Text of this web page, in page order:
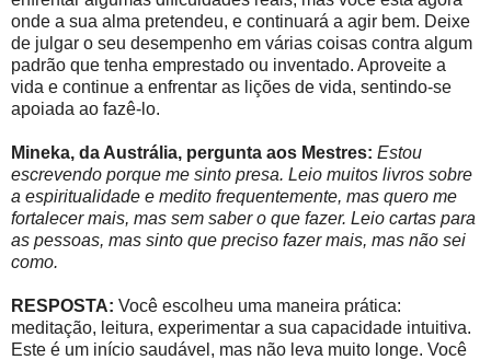
onde a sua alma pretendeu, e continuará a agir bem. Deixe
de julgar o seu desempenho em várias coisas contra algum
padrão que tenha emprestado ou inventado. Aproveite a
vida e continue a enfrentar as lições de vida, sentindo-se
apoiada ao fazê-lo.
Mineka, da Austrália, pergunta aos Mestres: Estou
escrevendo porque me sinto presa. Leio muitos livros sobre
a espiritualidade e medito frequentemente, mas quero me
fortalecer mais, mas sem saber o que fazer. Leio cartas para
as pessoas, mas sinto que preciso fazer mais, mas não sei
como.
RESPOSTA: Você escolheu uma maneira prática:
meditação, leitura, experimentar a sua capacidade intuitiva.
Este é um início saudável, mas não leva muito longe. Você